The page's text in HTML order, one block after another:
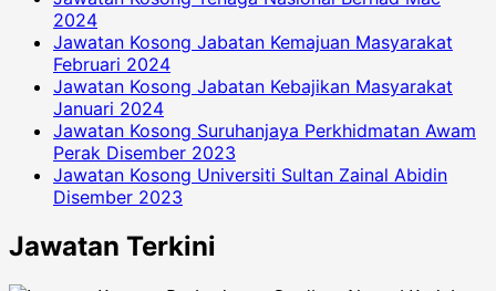
2024
Jawatan Kosong Jabatan Kemajuan Masyarakat
Februari 2024
Jawatan Kosong Jabatan Kebajikan Masyarakat
Januari 2024
Jawatan Kosong Suruhanjaya Perkhidmatan Awam
Perak Disember 2023
Jawatan Kosong Universiti Sultan Zainal Abidin
Disember 2023
Jawatan Terkini